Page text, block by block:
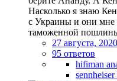
Насколько я знаю
с Украины и они мне
таможенной
27 августа, 2020
95 ответов
hifiman